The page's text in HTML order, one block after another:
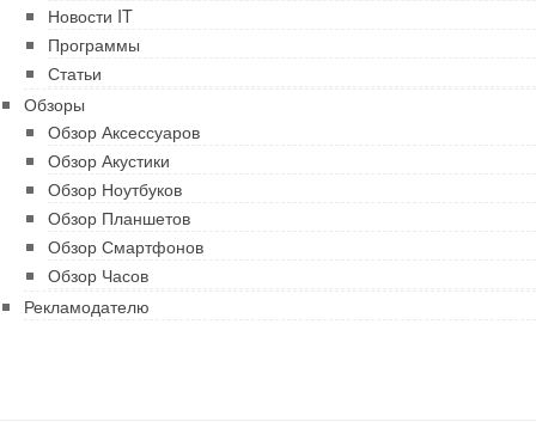
Новости IT
Программы
Статьи
Обзоры
Обзор Аксессуаров
Обзор Акустики
Обзор Ноутбуков
Обзор Планшетов
Обзор Смартфонов
Обзор Часов
Рекламодателю